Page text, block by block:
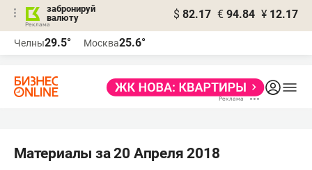
забронируй
валюту
$ 82.17 € 94.84 ¥ 12.17
Челны29.5° Москва25.6°
Материалы за 20 Апреля 2018